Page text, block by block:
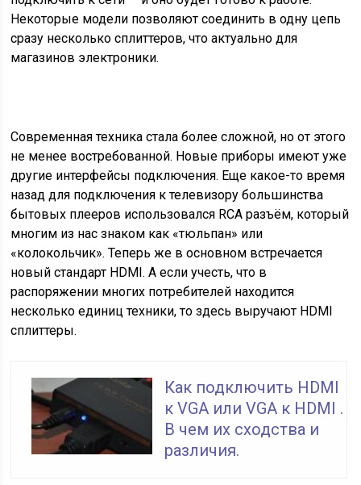
Некоторые модели позволяют соединить в одну цепь
сразу несколько сплиттеров, что актуально для
магазинов электроники.
Современная техника стала более сложной, но от этого
не менее востребованной. Новые приборы имеют уже
другие интерфейсы подключения. Еще какое-то время
назад для подключения к телевизору большинства
бытовых плееров использовался RCA разъём, который
многим из нас знаком как «тюльпан» или
«колокольчик». Теперь же в основном встречается
новый стандарт HDMI. А если учесть, что в
распоряжении многих потребителей находится
несколько единиц техники, то здесь выручают HDMI
сплиттеры.
Как подключить HDMI
к VGA или VGA к HDMI .
В чем их сходства и
различия.